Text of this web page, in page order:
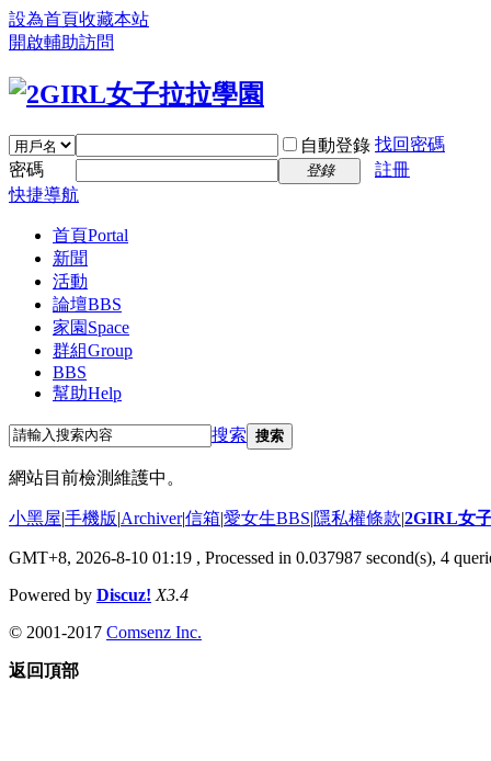
設為首頁收藏本站
開啟輔助訪問
自動登錄 找回密碼
密碼
登錄
註冊
快捷導航
首頁Portal
新聞
活動
論壇BBS
家園 Space
群組Group
BBS
幫助Help
搜索 搜索
網站目前檢測維護中。
小黑屋|手機版|Archiver|信箱|愛女生BBS|隱私權條款|2GIRL女
GMT+8, 2026-8-10 01:19 , Processed in 0.037987 second(s), 4
Powered by Discuz! X3.4
© 2001-2017 Comsenz Inc.
返回頂部